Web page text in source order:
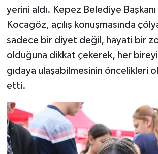
yerini aldı. Kepez Belediye
Kocagöz, açılış konuşmasında
sadece bir diyet değil, hayati bir
olduğuna dikkat çekerek, her
gıdaya ulaşabilmesinin öncelikleri
etti.